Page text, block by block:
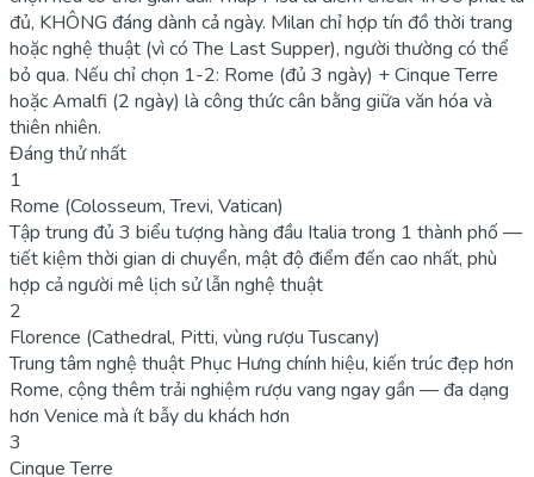
đủ, KHÔNG đáng dành cả ngày. Milan chỉ hợp tín đồ thời trang
hoặc nghệ thuật (vì có The Last Supper), người thường có thể
bỏ qua. Nếu chỉ chọn 1-2: Rome (đủ 3 ngày) + Cinque Terre
hoặc Amalfi (2 ngày) là công thức cân bằng giữa văn hóa và
thiên nhiên.
Đáng thử nhất
1
Rome (Colosseum, Trevi, Vatican)
Tập trung đủ 3 biểu tượng hàng đầu Italia trong 1 thành phố —
tiết kiệm thời gian di chuyển, mật độ điểm đến cao nhất, phù
hợp cả người mê lịch sử lẫn nghệ thuật
2
Florence (Cathedral, Pitti, vùng rượu Tuscany)
Trung tâm nghệ thuật Phục Hưng chính hiệu, kiến trúc đẹp hơn
Rome, cộng thêm trải nghiệm rượu vang ngay gần — đa dạng
hơn Venice mà ít bẫy du khách hơn
3
Cinque Terre